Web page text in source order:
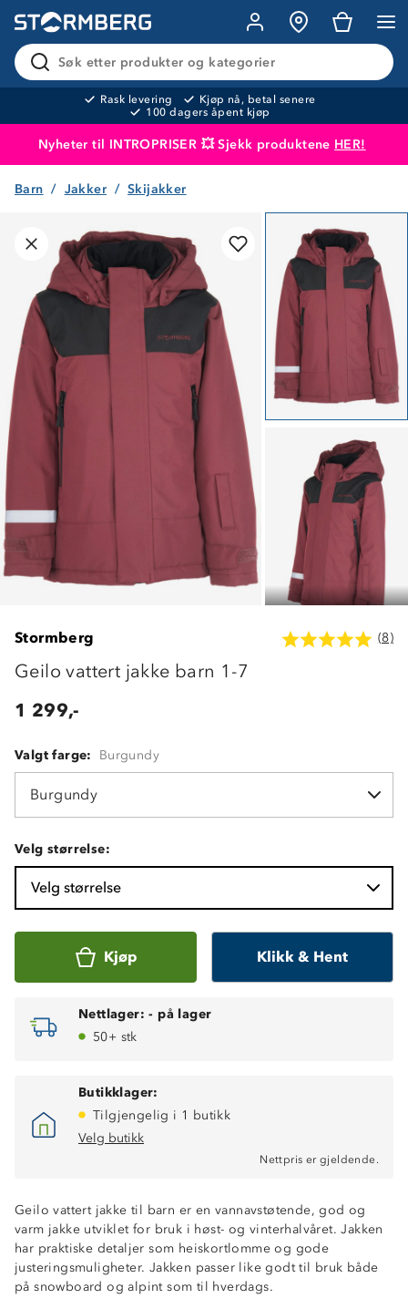
Søk etter produkter og kategorier
Rask levering
Kjøp nå, betal senere
100 dagers åpent kjøp
Nyheter til INTROPRISER 💥 Sjekk produktene HER!
Produktet er lagt i handlekurven
Barn Jakker Skijakker
Stormberg (8)
Geilo vattert jakke barn 1-7
1 299,-
Valgt farge: Burgundy
Burgundy
Velg størrelse:
Velg størrelse
Kjøp Klikk & Hent
Nettlager: - på lager
50+ stk
Butikklager:
Tilgjengelig i 1 butikk
Velg butikk
Nettpris er gjeldende.
Geilo vattert jakke til barn er en vannavstøtende, god og
varm jakke utviklet for bruk i høst- og vinterhalvåret. Jakken
har praktiske detaljer som heiskortlomme og gode
justeringsmuligheter. Jakken passer like godt til bruk både
på snowboard og alpint som til hverdags.
Vindtett
100% polyester
5-3 membran
5.000 mm vannsøyle
Heiskortlomme